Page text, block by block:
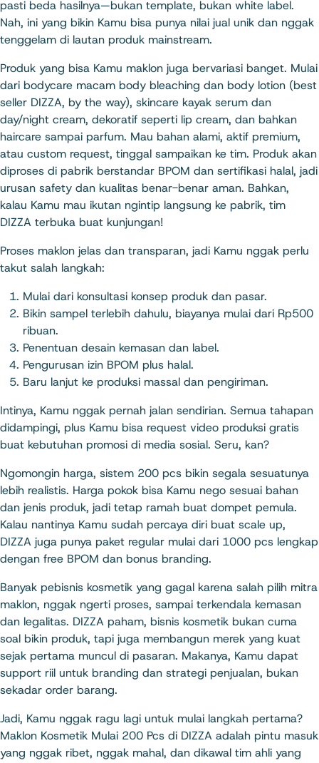
pasti beda hasilnya—bukan template, bukan white label.
Nah, ini yang bikin Kamu bisa punya nilai jual unik dan nggak
tenggelam di lautan produk mainstream.
Produk yang bisa Kamu maklon juga bervariasi banget. Mulai
dari bodycare macam body bleaching dan body lotion (best
seller DIZZA, by the way), skincare kayak serum dan
day/night cream, dekoratif seperti lip cream, dan bahkan
haircare sampai parfum. Mau bahan alami, aktif premium,
atau custom request, tinggal sampaikan ke tim. Produk akan
diproses di pabrik berstandar BPOM dan sertifikasi halal, jadi
urusan safety dan kualitas benar-benar aman. Bahkan,
kalau Kamu mau ikutan ngintip langsung ke pabrik, tim
DIZZA terbuka buat kunjungan!
Proses maklon jelas dan transparan, jadi Kamu nggak perlu
takut salah langkah:
Mulai dari konsultasi konsep produk dan pasar.
Bikin sampel terlebih dahulu, biayanya mulai dari Rp500
ribuan.
Penentuan desain kemasan dan label.
Pengurusan izin BPOM plus halal.
Baru lanjut ke produksi massal dan pengiriman.
Intinya, Kamu nggak pernah jalan sendirian. Semua tahapan
didampingi, plus Kamu bisa request video produksi gratis
buat kebutuhan promosi di media sosial. Seru, kan?
Ngomongin harga, sistem 200 pcs bikin segala sesuatunya
lebih realistis. Harga pokok bisa Kamu nego sesuai bahan
dan jenis produk, jadi tetap ramah buat dompet pemula.
Kalau nantinya Kamu sudah percaya diri buat scale up,
DIZZA juga punya paket regular mulai dari 1000 pcs lengkap
dengan free BPOM dan bonus branding.
Banyak pebisnis kosmetik yang gagal karena salah pilih mitra
maklon, nggak ngerti proses, sampai terkendala kemasan
dan legalitas. DIZZA paham, bisnis kosmetik bukan cuma
soal bikin produk, tapi juga membangun merek yang kuat
sejak pertama muncul di pasaran. Makanya, Kamu dapat
support riil untuk branding dan strategi penjualan, bukan
sekadar order barang.
Jadi, Kamu nggak ragu lagi untuk mulai langkah pertama?
Maklon Kosmetik Mulai 200 Pcs di DIZZA adalah pintu masuk
yang nggak ribet, nggak mahal, dan dikawal tim ahli yang